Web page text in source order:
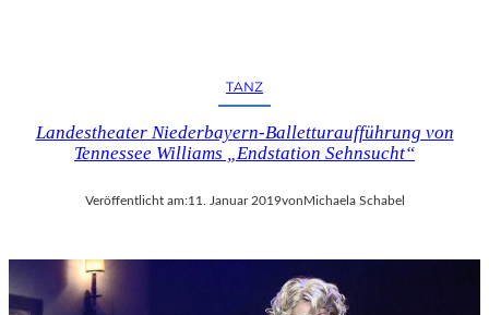
TANZ
Landestheater Niederbayern-Balletturaufführung von
Tennessee Williams „Endstation Sehnsucht“
Veröffentlicht am:11. Januar 2019vonMichaela Schabel